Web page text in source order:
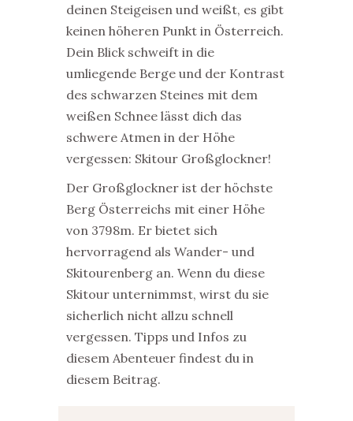
deinen Steigeisen und weißt, es gibt
keinen höheren Punkt in Österreich.
Dein Blick schweift in die
umliegende Berge und der Kontrast
des schwarzen Steines mit dem
weißen Schnee lässt dich das
schwere Atmen in der Höhe
vergessen: Skitour Großglockner!
Der Großglockner ist der höchste
Berg Österreichs mit einer Höhe
von 3798m. Er bietet sich
hervorragend als Wander- und
Skitourenberg an. Wenn du diese
Skitour unternimmst, wirst du sie
sicherlich nicht allzu schnell
vergessen. Tipps und Infos zu
diesem Abenteuer findest du in
diesem Beitrag.